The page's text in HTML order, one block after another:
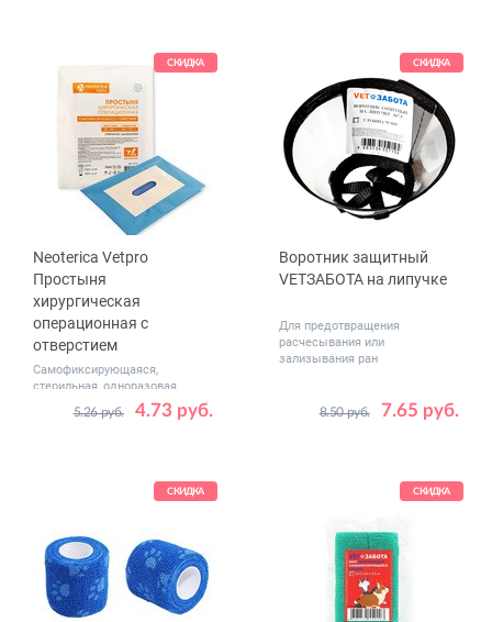
СКИДКА
Neoterica Vetpro
Простыня
хирургическая
операционная с
отверстием
Самофиксирующаяся,
стерильная, одноразовая
4.73 руб.
5.26 руб.
Размер
32x44 см с отверстием 5x14 см
32x44 см с отверстием 9x3.5 см
СКИДКА
Воротник защитный
VETЗАБОТА на липучке
Для предотвращения
расчесывания или
зализывания ран
7.65 руб.
8.50 руб.
Размер N40
N7.5
N12.5
N15
СКИДКА СКИДКА